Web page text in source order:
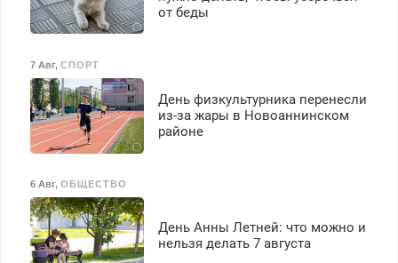
от беды
7 Авг, СПОРТ
День физкультурника перенесли
из-за жары в Новоаннинском
районе
6 Авг, ОБЩЕСТВО
День Анны Летней: что можно и
нельзя делать 7 августа